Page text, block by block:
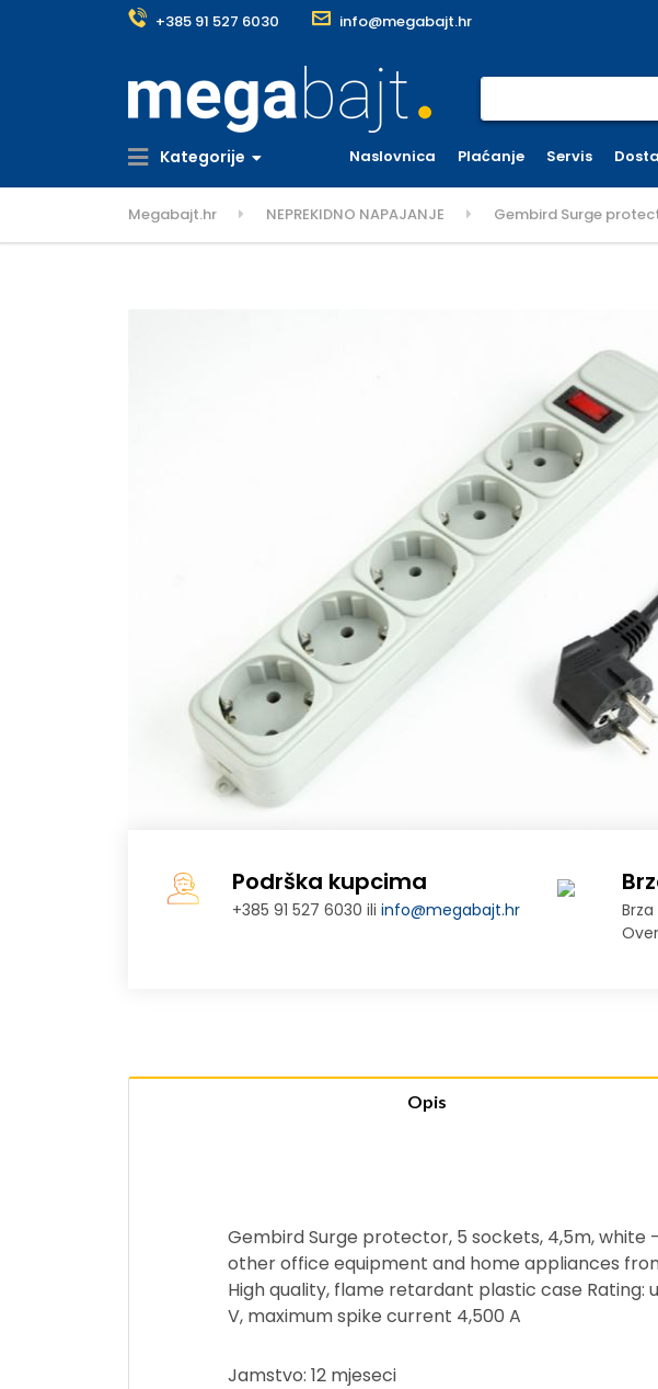
+385 91 527 6030 info@megabajt.hr
Kategorije Naslovnica Plaćanje Servis
Megabajt.hr NEPREKIDNO NAPAJANJE Gembird Surge
Podrška kupcima
+385 91 527 6030 iliinfo@megabajt.hr
Opis
Gembird Surge protector, 5 sockets, 4,5m,
other office equipment and home appliances
High quality, flame retardant plastic case Rating:
V, maximum spike current 4,500 A
Jamstvo: 12 mjeseci